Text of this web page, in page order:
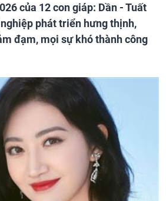
của 12 con giáp: Dần - Tuất
phát triển hưng thịnh,
đạm, mọi sự khó thành công